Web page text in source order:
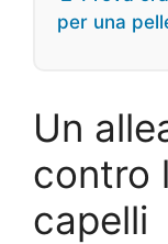
per una
Un
contro
capelli